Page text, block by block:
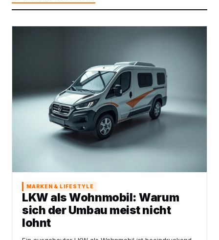
MARKEN & LIFESTYLE
LKW als Wohnmobil: Warum
sich der Umbau meist nicht
lohnt